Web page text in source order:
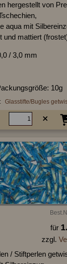
hergestellt von
aqua mit
und mattiert
/ 3,0 mm
10g
Glasstifte/Bugles
für
zzgl.
/ Stiftperlen